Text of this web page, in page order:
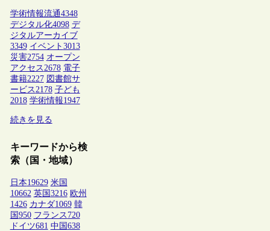
学術情報流通4348
デジタル化4098 デ
ジタルアーカイブ
3349 イベント 3013
災害2754 オープン
アクセス2678 電子
書籍2227 図書館サ
ービス2178 子ども
2018 学術情報1947
続きを見る
キーワードから検
索（国・地域）
日本19629 米国
10662 英国 3216 欧州
1426 カナダ1069 韓
国 950 フランス 720
ドイツ681 中国 638